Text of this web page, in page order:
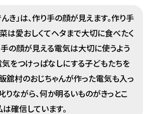
き」は、作り手の顔が見えます。作り手
は愛おしくてヘタまで大切に食べたく
手の顔が見える電気は大切に使うよう
気をつけっぱなしにする子どもたちを
飯舘村のおじちゃんが作った電気も入っ
りながら、何か明るいものがきっとこ
確信しています。